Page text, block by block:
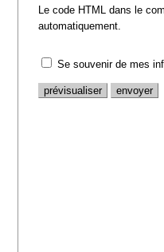
Le code HTML dans le
automatiquement.
Se souvenir de mes